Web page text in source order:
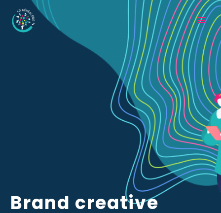
Brand creative